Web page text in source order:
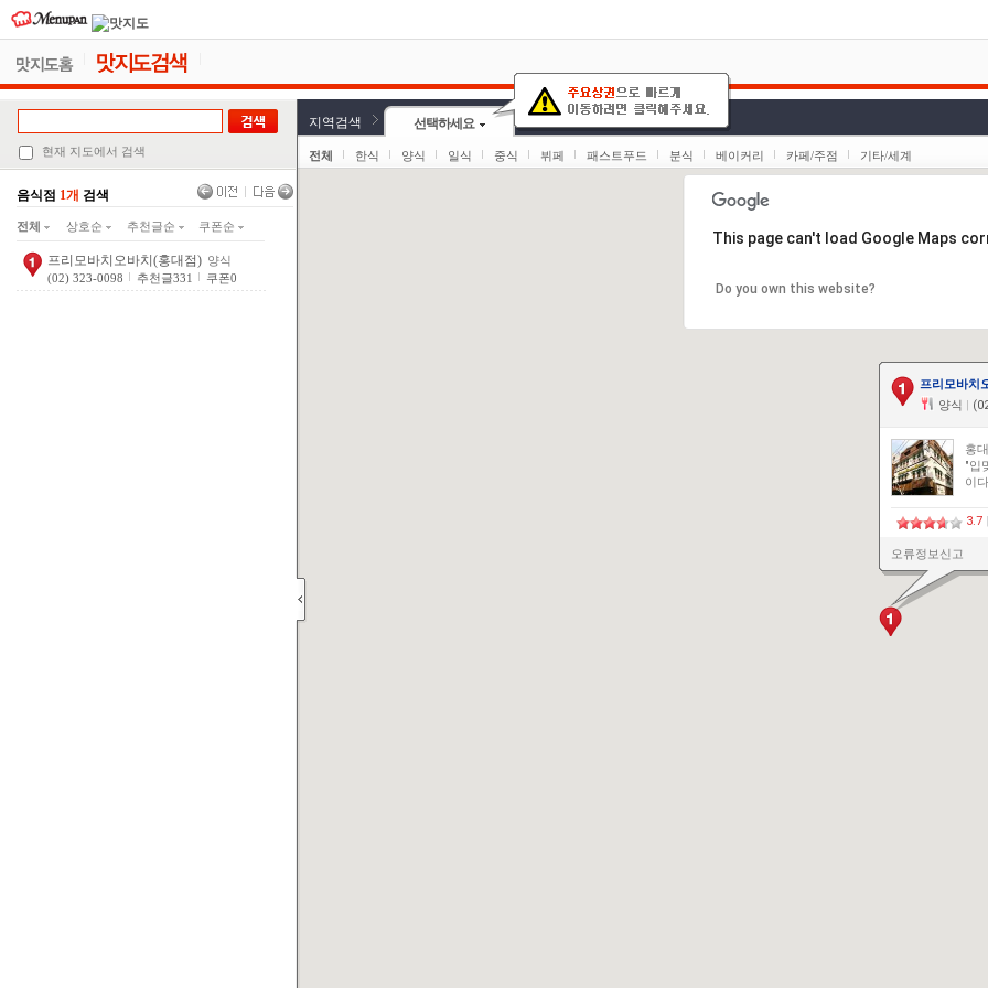
현재 지도에서 검색
음식점 1개 검색
전체 상호순 추천글순 쿠폰순
프리모바치오바치(홍대점) 양식
(02) 323-0098
추천글331 쿠폰0
지역검색 선택하세요
전체 한식 양식 일식 중식 뷔페 패스트푸드 분식 베이커리 카페/주점 기타/세계
프리모바치
양식 |
홍
"입
이
3.7 |
오류정보신고
This page can't load Google Maps
Do you own this website?